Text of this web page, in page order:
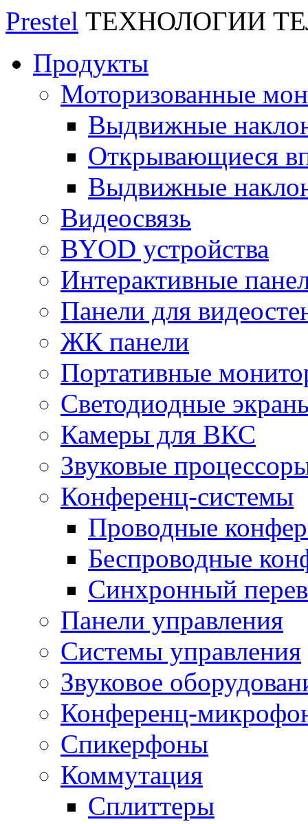
Prestel ТЕХНОЛОГИИ
Продукты
Моторизованные
Выдвижные
Открывающиеся
Выдвижные
Видеосвязь
BYOD устройства
Интерактивные
Панели для
ЖК панели
Портативные
Светодиодные
Камеры для ВКС
Звуковые
Конференц-системы
Проводные
Беспроводные
Синхронный
Панели управления
Системы управления
Звуковое
Конференц-
Спикерфоны
Коммутация
Сплиттеры